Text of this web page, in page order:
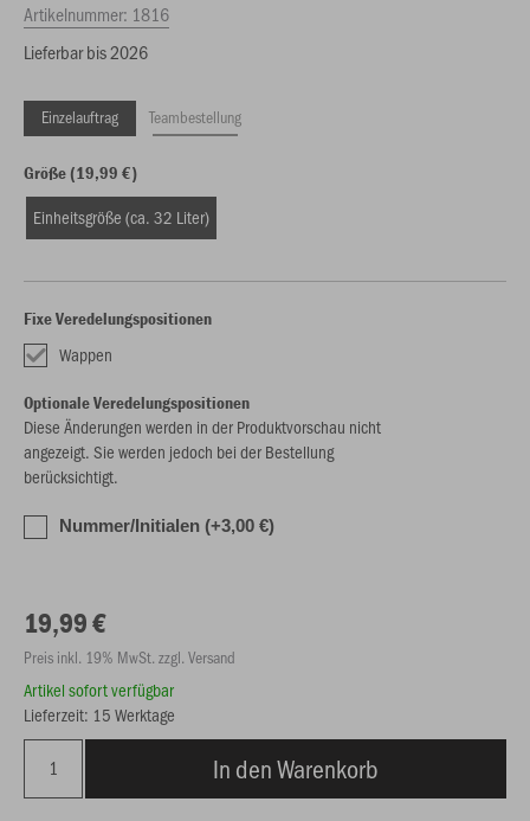
Artikelnummer: 1816
Lieferbar bis 2026
Einzelauftrag Teambestellung
Größe (19,99 €)
Einheitsgröße (ca. 32 Liter)
Fixe Veredelungspositionen
Wappen
Optionale Veredelungspositionen
Diese Änderungen werden in der Produktvorschau nicht
angezeigt. Sie werden jedoch bei der Bestellung
berücksichtigt.
Nummer/Initialen (+3,00 €)
19,99 €
Preis inkl. 19% MwSt. zzgl. Versand
Artikel sofort verfügbar
Lieferzeit: 15 Werktage
In den Warenkorb